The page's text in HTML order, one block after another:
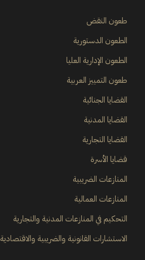
طعون النقض
الطعون الدستورية
الطعون الإدارية العليا
طعون التمييز العربية
القضايا الجنائية
القضايا المدنية
القضايا التجارية
قضايا الأسرة
المنازعات الضريبية
المنازعات العمالية
التحكيم في المنازعات المدنية والتجارية
الاستشارات القانونية والضريبية والاقتصادية